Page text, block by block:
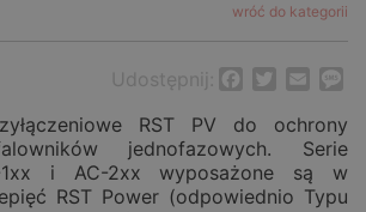
wróć do kategorii
Udostępnij: Facebook
Twitter
Email
RST PV do ochrony
jednofazowych. Serie
1xx i AC-2xx wyposażone są w
RST Power (odpowiednio Typu